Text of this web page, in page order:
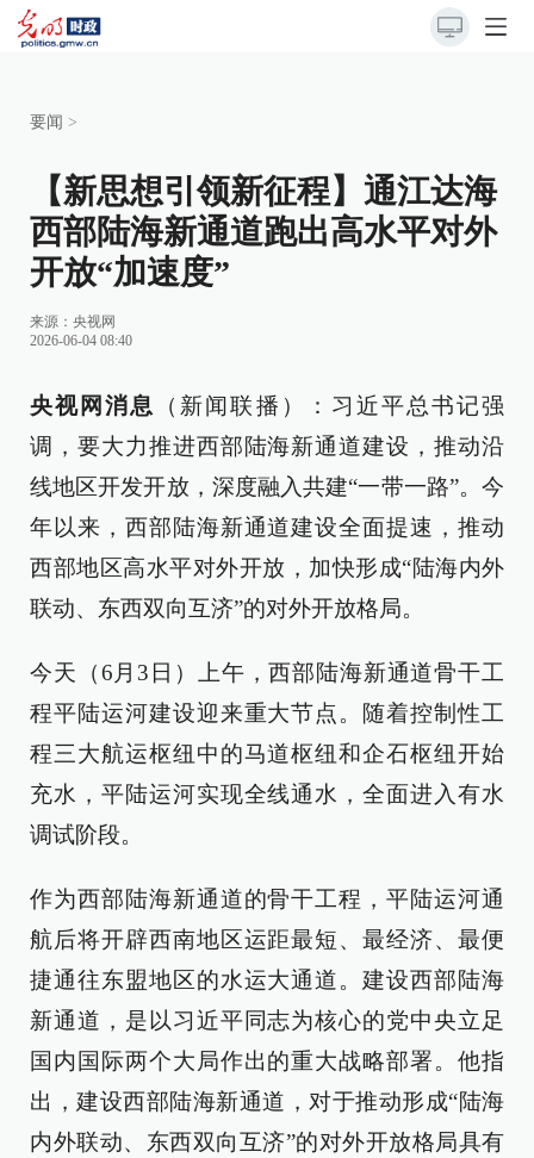
要闻 >
【新思想引领新征程】通江达海
西部陆海新通道跑出高水平对外
开放“加速度”
来源： 央视网
2026-06-04 08:40
央视网消息
（新闻联播）：习近平总书记强
调，要大力推进西部陆海新通道建设，推动沿
线地区开发开放，深度融入共建“一带一路”。今
年以来，西部陆海新通道建设全面提速，推动
西部地区高水平对外开放，加快形成“陆海内外
联动、东西双向互济”的对外开放格局。
今天（6月3日）上午，西部陆海新通道骨干工
程平陆运河建设迎来重大节点。随着控制性工
程三大航运枢纽中的马道枢纽和企石枢纽开始
充水，平陆运河实现全线通水，全面进入有水
调试阶段。
作为西部陆海新通道的骨干工程，平陆运河通
航后将开辟西南地区运距最短、最经济、最便
捷通往东盟地区的水运大通道。建设西部陆海
新通道，是以习近平同志为核心的党中央立足
国内国际两个大局作出的重大战略部署。他指
出，建设西部陆海新通道，对于推动形成“陆海
内外联动、东西双向互济”的对外开放格局具有